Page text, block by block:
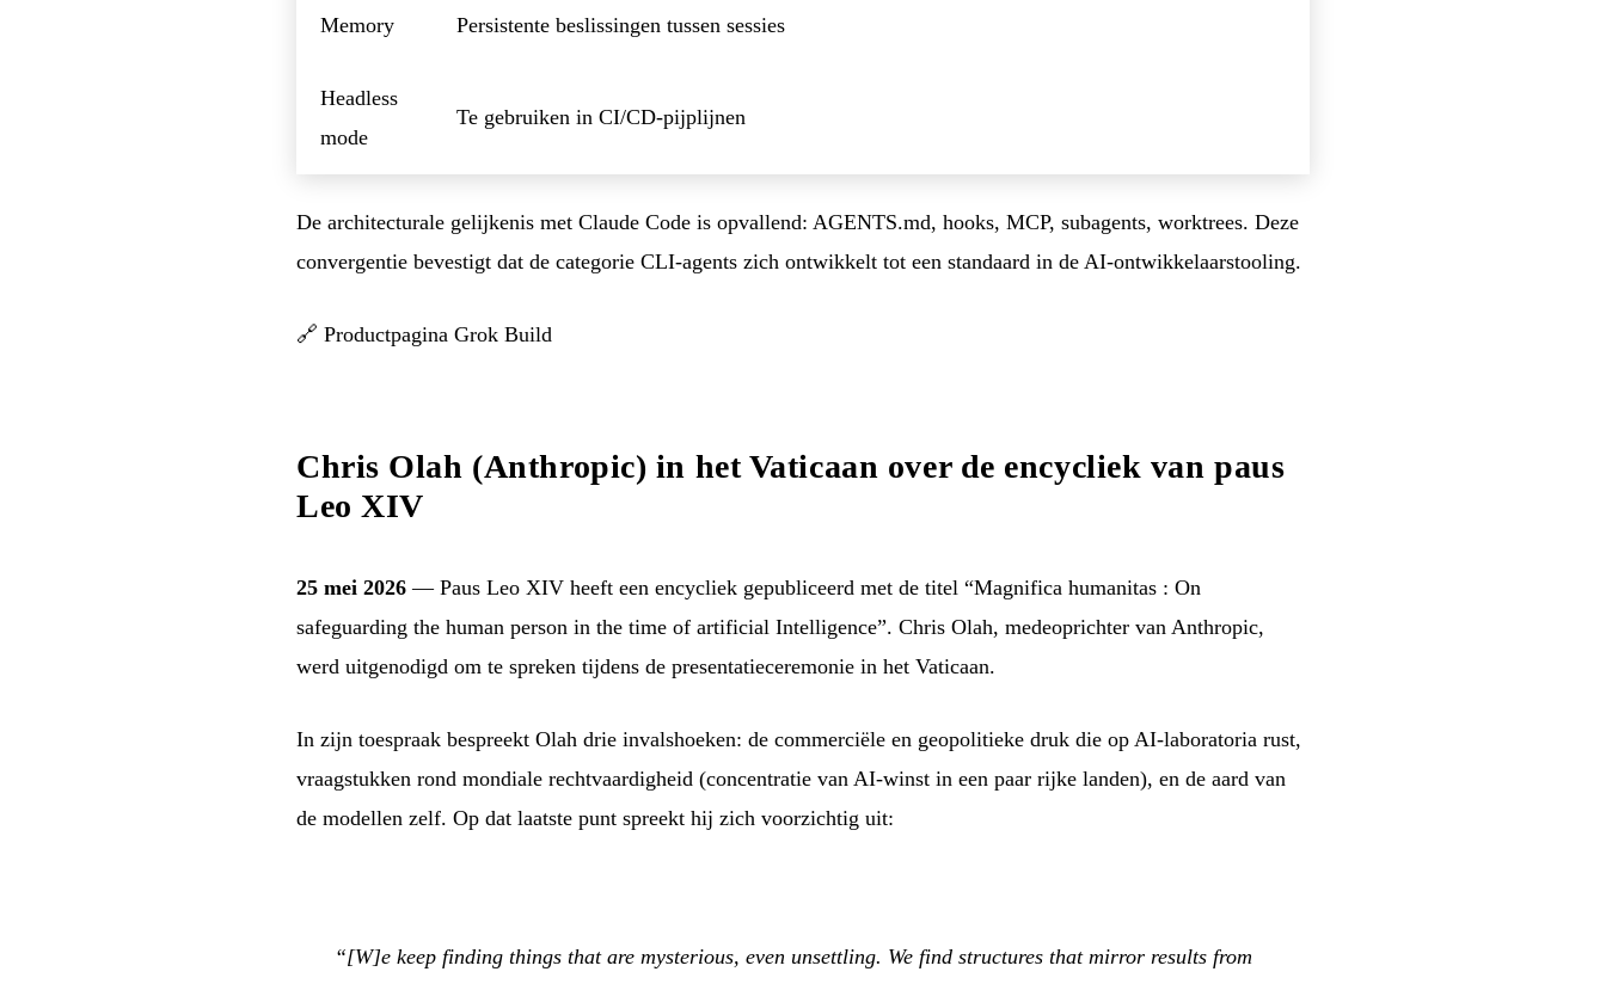
Memory Persistente beslissingen tussen sessies
Headless
mode
Te gebruiken in CI/CD-pijplijnen
De architecturale gelijkenis met Claude Code is opvallend: AGENTS.md, hooks, MCP, subagents, worktrees. Deze
convergentie bevestigt dat de categorie CLI-agents zich ontwikkelt tot een standaard in de AI-ontwikkelaarstooling.
🔗 Productpagina Grok Build
Chris Olah (Anthropic) in het Vaticaan over de encycliek van paus
Leo XIV
25 mei 2026 — Paus Leo XIV heeft een encycliek gepubliceerd met de titel “Magnifica humanitas : On
safeguarding the human person in the time of artificial Intelligence”. Chris Olah, medeoprichter van Anthropic,
werd uitgenodigd om te spreken tijdens de presentatieceremonie in het Vaticaan.
In zijn toespraak bespreekt Olah drie invalshoeken: de commerciële en geopolitieke druk die op AI-laboratoria rust,
vraagstukken rond mondiale rechtvaardigheid (concentratie van AI-winst in een paar rijke landen), en de aard van
de modellen zelf. Op dat laatste punt spreekt hij zich voorzichtig uit:
“[W]e keep finding things that are mysterious, even unsettling. We find structures that mirror results from